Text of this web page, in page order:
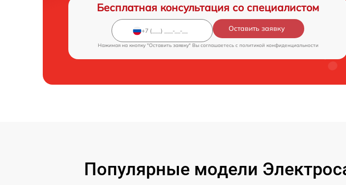
Бесплатная консультация со специалистом
Оставить заявку
Нажимая на кнопку "Оставить заявку" Вы соглашаетесь c политикой конфиденциальности
Популярные модели